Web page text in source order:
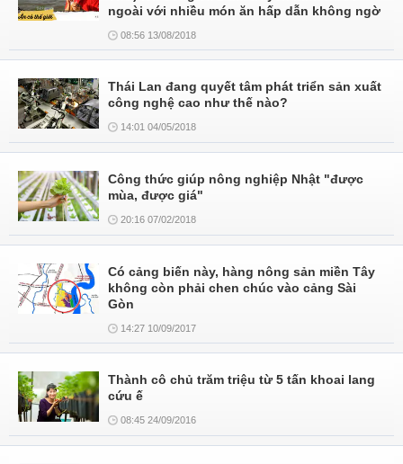
ngoài với nhiều món ăn hấp dẫn không ngờ
08:56 13/08/2018
Thái Lan đang quyết tâm phát triển sản xuất
công nghệ cao như thế nào?
14:01 04/05/2018
Công thức giúp nông nghiệp Nhật "được
mùa, được giá"
20:16 07/02/2018
Có cảng biến này, hàng nông sản miền Tây
không còn phải chen chúc vào cảng Sài
Gòn
14:27 10/09/2017
Thành cô chủ trăm triệu từ 5 tấn khoai lang
cứu ế
08:45 24/09/2016